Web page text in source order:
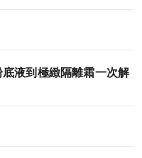
液到極緻隔離霜一次解